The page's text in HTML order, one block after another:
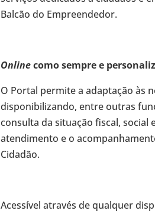
Balcão do Empreendedor.
Onlinecomo sempre e
O Portal permite a adaptação às
disponibilizando, entre outras
consulta da situação fiscal, social
atendimento e o
Cidadão.
Acessível através de qualquer